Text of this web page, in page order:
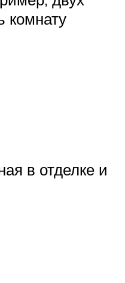
комнату
в отделке и